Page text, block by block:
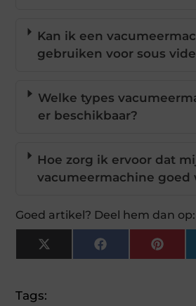
Kan ik een
gebruiken voor sous
Welke types
er beschikbaar?
Hoe zorg ik ervoor dat
vacumeermachine goed
Goed artikel? Deel hem dan op:
X
(Twitter)
Facebook
Tags: